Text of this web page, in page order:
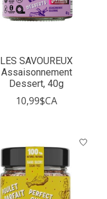
LES SAVOUREUX
Assaisonnement
Dessert, 40g
10,99$CA